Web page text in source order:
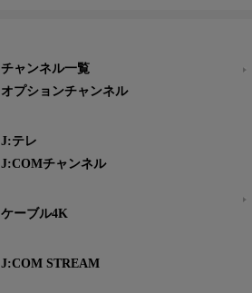
チャンネル一覧
オプションチャンネル
J:テレ
J:COMチャンネル
ケーブル4K
J:COM STREAM